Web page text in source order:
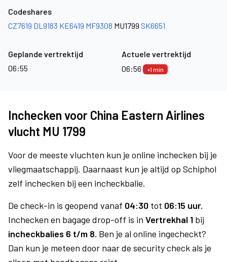
Codeshares
CZ7619 DL9183 KE6419 MF9308 MU1799 SK6651
Geplande vertrektijd
06:55
Actuele vertrektijd
06:56
+1 min
Inchecken voor China Eastern Airlines
vlucht MU 1799
Voor de meeste vluchten kun je online inchecken bij je
vliegmaatschappij. Daarnaast kun je altijd op Schiphol
zelf inchecken bij een incheckbalie.
De check-in is geopend vanaf 04:30 tot 06:15 uur.
Inchecken en bagage drop-off is in Vertrekhal 1 bij
incheckbalies 6 t/m 8. Ben je al online ingecheckt?
Dan kun je meteen door naar de security check als je